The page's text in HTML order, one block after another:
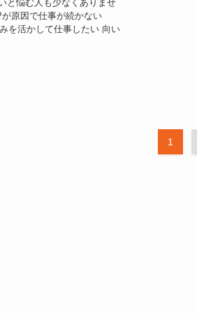
と悩む人も少なくありませ
原因で仕事が続かない
を活かして仕事したい 向い
1